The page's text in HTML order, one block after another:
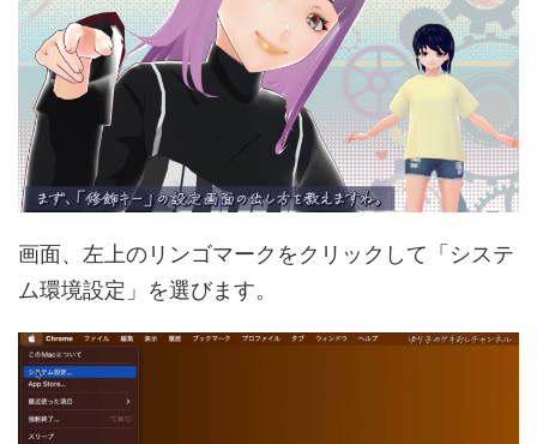
画面、左上のリンゴマークをクリックして「システ
ム環境設定」を選びます。